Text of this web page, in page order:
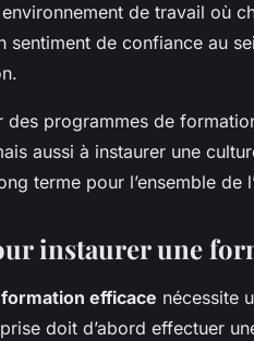
de travail où
sentiment de confiance au
des programmes de
aussi à instaurer une
terme pour l’ensemble de
instaurer une
formation efficace nécessite
doit d’abord effectuer